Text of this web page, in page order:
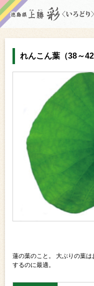
買い物かご
ご注文履歴
産地出荷カレンダ
マイページ
れんこん葉（38～
蓮の葉のこと。 大ぶりの葉
するのに最適。